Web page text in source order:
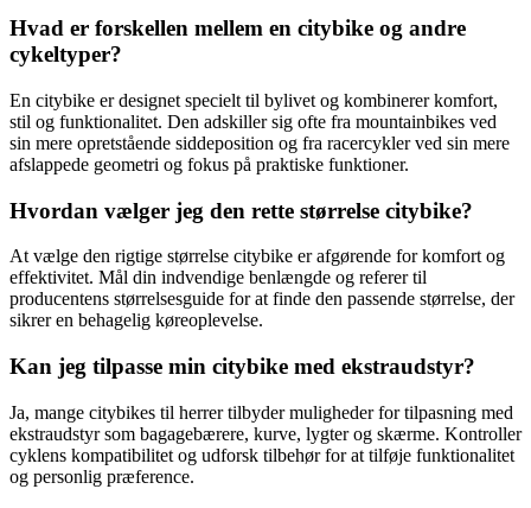
Hvad er forskellen mellem en citybike og andre
cykeltyper?
En citybike er designet specielt til bylivet og kombinerer komfort,
stil og funktionalitet. Den adskiller sig ofte fra mountainbikes ved
sin mere opretstående siddeposition og fra racercykler ved sin mere
afslappede geometri og fokus på praktiske funktioner.
Hvordan vælger jeg den rette størrelse citybike?
At vælge den rigtige størrelse citybike er afgørende for komfort og
effektivitet. Mål din indvendige benlængde og referer til
producentens størrelsesguide for at finde den passende størrelse, der
sikrer en behagelig køreoplevelse.
Kan jeg tilpasse min citybike med ekstraudstyr?
Ja, mange citybikes til herrer tilbyder muligheder for tilpasning med
ekstraudstyr som bagagebærere, kurve, lygter og skærme. Kontroller
cyklens kompatibilitet og udforsk tilbehør for at tilføje funktionalitet
og personlig præference.